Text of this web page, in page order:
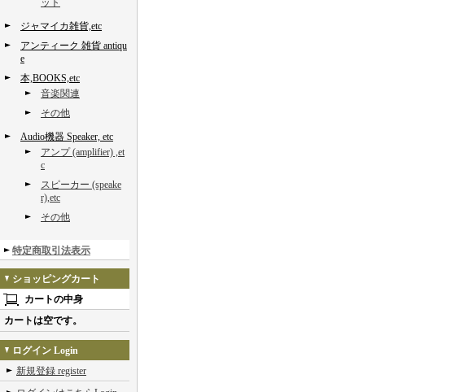
ット
ジャマイカ雑貨,etc
アンティーク 雑貨 antiqu
e
本,BOOKS,etc
音楽関連
その他
Audio機器 Speaker, etc
アンプ (amplifier) ,et
c
スピーカー (speake
r),etc
その他
特定商取引法表示
ショッピングカート
カートの中身
カートは空です。
ログイン Login
新規登録 register